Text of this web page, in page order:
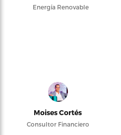
Energía Renovable
Moises Cortés
Consultor Financiero